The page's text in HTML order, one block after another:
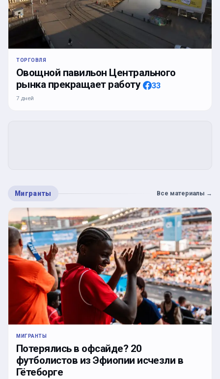
ТОРГОВЛЯ
Овощной павильон Центрального
рынка прекращает работу
33
7 дней
Мигранты Все материалы →
МИГРАНТЫ
Потерялись в офсайде? 20
футболистов из Эфиопии исчезли в
Гётеборге